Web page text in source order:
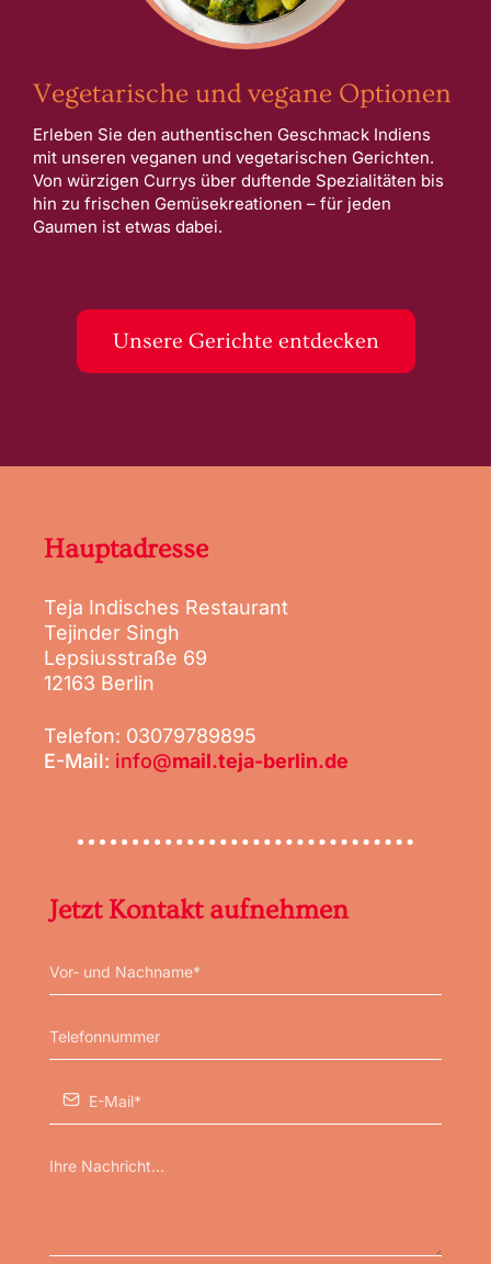
Vegetarische und vegane Optionen
Erleben Sie den authentischen Geschmack Indiens
mit unseren veganen und vegetarischen Gerichten.
Von würzigen Currys über duftende Spezialitäten bis
hin zu frischen Gemüsekreationen – für jeden
Gaumen ist etwas dabei.
Unsere Gerichte entdecken
Hauptadresse
Teja Indisches Restaurant
Tejinder Singh
Lepsiusstraße 69
12163 Berlin
Telefon: 03079789895
E-Mail: info@mail.teja-berlin.de
Jetzt Kontakt aufnehmen